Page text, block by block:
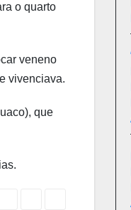
o quarto
veneno
vivenciava.
que